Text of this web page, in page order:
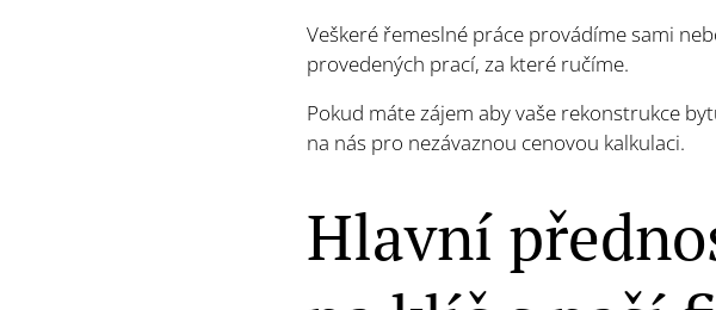
Veškeré řemeslné práce provádíme sami
provedených prací, za které ručíme.
Pokud máte zájem aby vaše rekonstrukce
na nás pro nezávaznou cenovou kalkulaci.
Hlavní